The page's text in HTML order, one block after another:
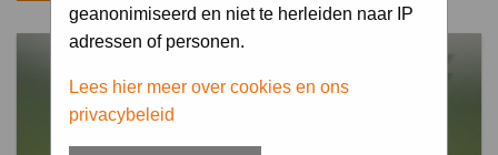
geanonimiseerd en niet te herleiden naar IP
adressen of personen.
Lees hier meer over cookies en ons
privacybeleid